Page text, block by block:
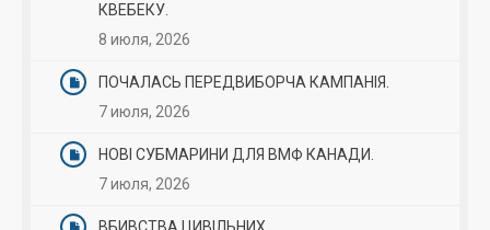
КВЕБЕКУ.
8 июля, 2026
ПОЧАЛАСЬ ПЕРЕДВИБОРЧА КАМПАНІЯ.
7 июля, 2026
НОВІ СУБМАРИНИ ДЛЯ ВМФ КАНАДИ.
7 июля, 2026